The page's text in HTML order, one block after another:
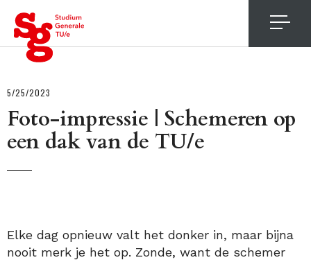
5/25/2023
Foto-impressie | Schemeren op
een dak van de TU/e
Elke dag opnieuw valt het donker in, maar bijna
nooit merk je het op. Zonde, want de schemer